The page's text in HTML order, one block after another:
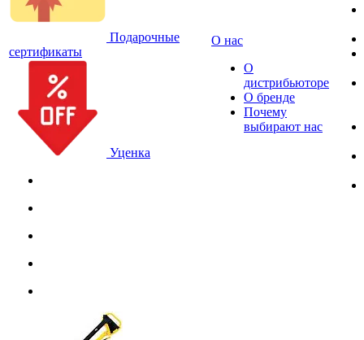
Подарочные
сертификаты
Уценка
О нас
О
дистрибьюторе
О бренде
Почему
выбирают нас